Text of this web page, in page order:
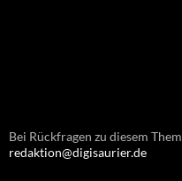
Bei Rückfragen zu diesem
redaktion@digisaurier.de